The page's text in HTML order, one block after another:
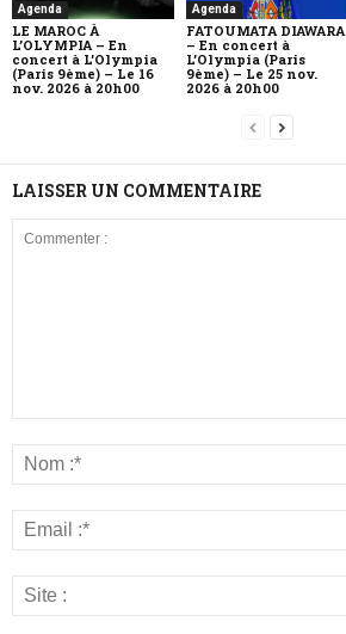
Agenda
LE MAROC À
L’OLYMPIA – En
concert à L’Olympia
(Paris 9ème) – Le 16
nov. 2026 à 20h00
Agenda
FATOUMATA DIAWARA
– En concert à
L’Olympia (Paris
9ème) – Le 25 nov.
2026 à 20h00
LAISSER UN COMMENTAIRE